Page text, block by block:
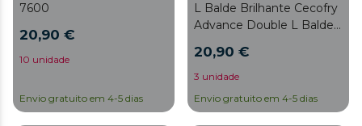
7600
20,90 €
10 unidade
Envio gratuito em 4-5 dias
L Balde Brilhante Cecofry
Advance Double L Balde
20,90 €
3 unidade
Envio gratuito em 4-5 dias